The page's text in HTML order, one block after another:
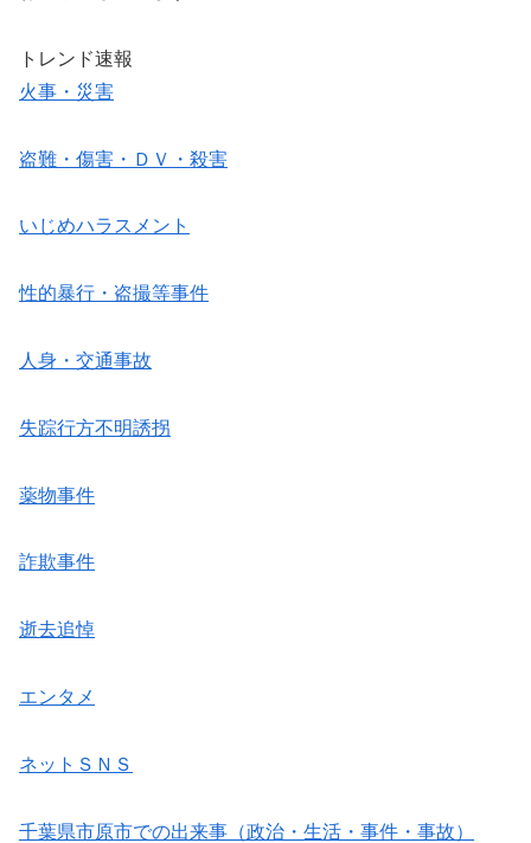
トレンド速報
火事・災害
盗難・傷害・ＤＶ・殺害
いじめハラスメント
性的暴行・盗撮等事件
人身・交通事故
失踪行方不明誘拐
薬物事件
詐欺事件
逝去追悼
エンタメ
ネットＳＮＳ
千葉県市原市での出来事（政治・生活・事件・事故）